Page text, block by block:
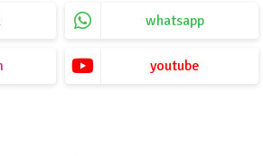
whatsapp
youtube